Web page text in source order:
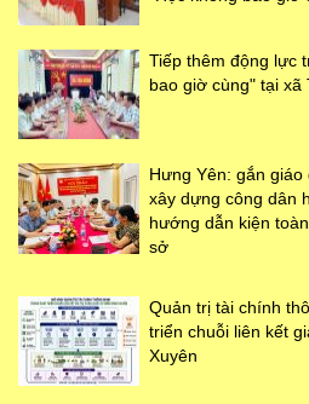
Tiếp thêm động lực
bao giờ cùng" tại xã
Hưng Yên: gắn
xây dựng công dân
hướng dẫn kiện
sở
Quản trị tài chính
triển chuỗi liên kết
Xuyên